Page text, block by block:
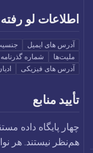
اطلاعات لو رفته
آدرس های ایمیل
ملیت‌ها
شماره گذرنامه
آدرس های فیزیکی
ادیان
تأیید منابع
چهار پایگاه داده
هم‌نظر نیستند. هر